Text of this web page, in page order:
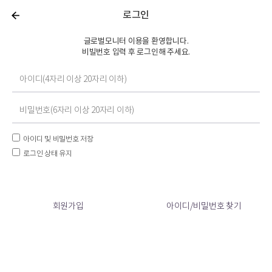
로그인
글로벌모니터 이용을 환영합니다.
비빌번호 입력 후 로그인해 주세요.
아이디 및 비밀번호 저장
로그인 상태 유지
회원가입 아이디/비밀번호 찾기